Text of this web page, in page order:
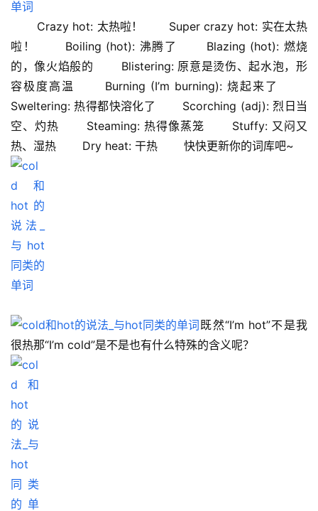
啦！ 　　Boiling (hot): 沸腾了 　　Blazing (hot): 燃烧
的，像火焰般的 　　Blistering: 原意是烫伤、起水泡，形
容极度高温 　　Burning (I’m burning): 烧起来了
Sweltering: 热得都快溶化了 　　Scorching (adj): 烈日当
空、灼热 　　Steaming: 热得像蒸笼 　　Stuffy: 又闷又
热、湿热 　　Dry heat: 干热 　　快快更新你的词库吧~
既然“I’m hot”不是我
很热那“I’m cold”是不是也有什么特殊的含义呢？